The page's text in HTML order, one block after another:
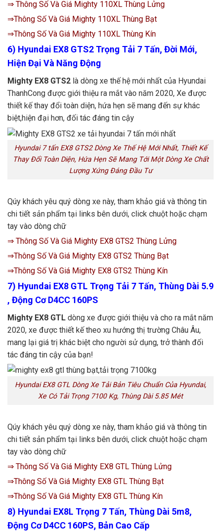
⇒ Thông Số Và Giá Mighty 110XL Thùng Lửng
⇒Thông Số Và Giá Mighty 110XL Thùng Bạt
⇒Thông Số Và Giá Mighty 110XL Thùng Kín
6) Hyundai EX8 GTS2 Trọng Tải 7 Tấn, Đời Mới,
Hiện Đại Và Năng Động
Mighty EX8 GTS2 là dòng xe thế hệ mới nhất của Hyundai
ThanhCong được giới thiệu ra mắt vào năm 2020, Xe được
thiết kế thay đổi toàn diện, hứa hẹn sẽ mang đến sự khác
biệt,hiện đại hơn, đối tác đáng tin cậy
Hyundai 7 tấn EX8 GTS2 Dòng Xe Thế Hệ Mới Nhất, Thiết Kế
Thay Đổi Toàn Diện, Hứa Hẹn Sẽ Mang Tới Một Dòng Xe Chất
Lượng Xứng Đáng Đầu Tư
Qúy khách yêu quý dòng xe này, tham khảo giá và thông tin
chi tiết sản phẩm tại links bên dưới, click chuột hoặc chạm
tay vào dòng chữ
⇒ Thông Số Và Giá Mighty EX8 GTS2 Thùng Lửng
⇒Thông Số Và Giá Mighty EX8 GTS2 Thùng Bạt
⇒Thông Số Và Giá Mighty EX8 GTS2 Thùng Kín
7) Hyundai EX8 GTL Trọng Tải 7 Tấn, Thùng Dài 5.9
, Động Cơ D4CC 160PS
Mighty EX8 GTL dòng xe được giới thiệu và cho ra mắt năm
2020, xe được thiết kế theo xu hướng thị trường Châu Âu,
mang lại giá trị khác biệt cho người sử dụng, trở thành đối
tác đáng tin cậy của bạn!
Hyundai EX8 GTL Dòng Xe Tải Bản Tiêu Chuẩn Của Hyundai,
Xe Có Tải Trọng 7100 Kg, Thùng Dài 5.85 Mét
Qúy khách yêu quý dòng xe này, tham khảo giá và thông tin
chi tiết sản phẩm tại links bên dưới, click chuột hoặc chạm
tay vào dòng chữ
⇒ Thông Số Và Giá Mighty EX8 GTL Thùng Lửng
⇒Thông Số Và Giá Mighty EX8 GTL Thùng Bạt
⇒Thông Số Và Giá Mighty EX8 GTL Thùng Kín
8) Hyundai EX8L Trọng 7 Tấn, Thùng Dài 5m8,
Động Cơ D4CC 160PS, Bản Cao Cấp